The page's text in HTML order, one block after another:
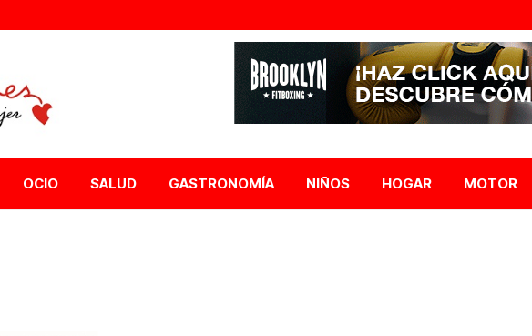
OCIO SALUD GASTRONOMÍA NIÑOS HOGAR MOTOR